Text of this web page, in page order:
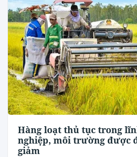
Hàng loạt thủ tục trong
nghiệp, môi trường được
giảm